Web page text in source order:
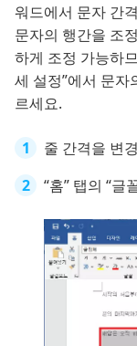
워드에서 문자 간
문자의 행간을 조
하게 조정 가능하
세 설정”에서 문
르세요.
줄 간격을 변
“홈” 탭의 “글